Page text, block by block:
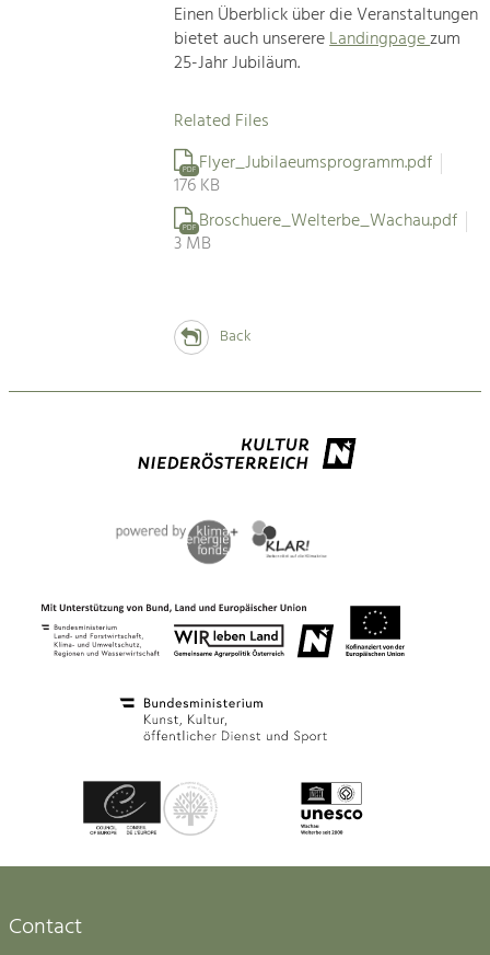
Einen Überblick über die Veranstaltungen
bietet auch unserereLandingpagezum
25-Jahr Jubiläum.
Related Files
PDF Flyer_Jubilaeumsprogramm.pdf
176 KB
PDF Broschuere_Welterbe_Wachau.pdf
3 MB
Back
Contact